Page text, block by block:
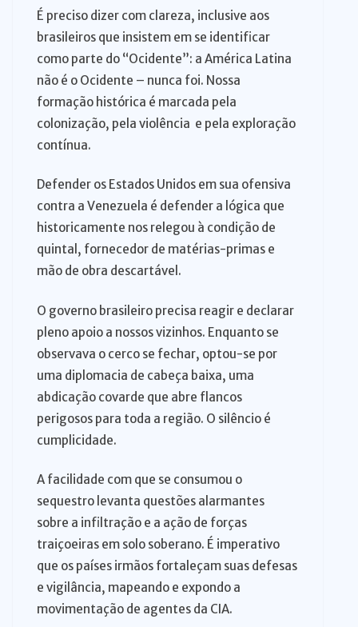
É preciso dizer com clareza, inclusive aos
brasileiros que insistem em se identificar
como parte do “Ocidente”: a América Latina
não é o Ocidente – nunca foi. Nossa
formação histórica é marcada pela
colonização, pela violência e pela exploração
contínua.
Defender os Estados Unidos em sua ofensiva
contra a Venezuela é defender a lógica que
historicamente nos relegou à condição de
quintal, fornecedor de matérias-primas e
mão de obra descartável.
O governo brasileiro precisa reagir e declarar
pleno apoio a nossos vizinhos. Enquanto se
observava o cerco se fechar, optou-se por
uma diplomacia de cabeça baixa, uma
abdicação covarde que abre flancos
perigosos para toda a região. O silêncio é
cumplicidade.
A facilidade com que se consumou o
sequestro levanta questões alarmantes
sobre a infiltração e a ação de forças
traiçoeiras em solo soberano. É imperativo
que os países irmãos fortaleçam suas defesas
e vigilância, mapeando e expondo a
movimentação de agentes da CIA.